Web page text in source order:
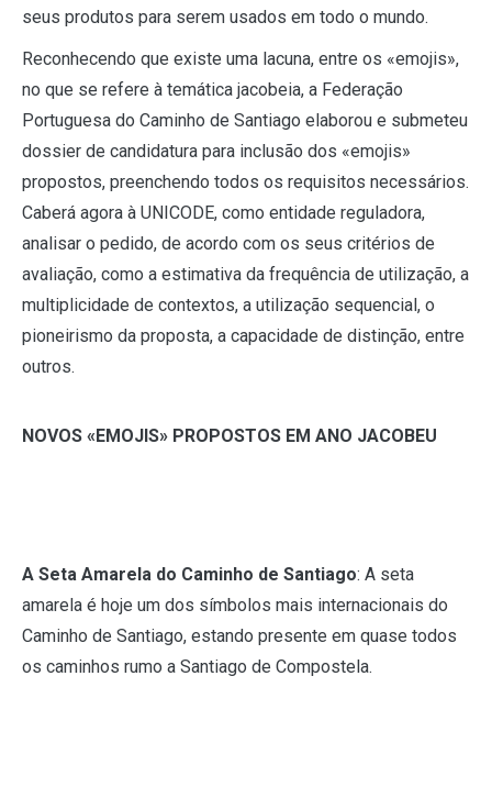
seus produtos para serem usados em todo o mundo.
Reconhecendo que existe uma lacuna, entre os «emojis»,
no que se refere à temática jacobeia, a Federação
Portuguesa do Caminho de Santiago elaborou e submeteu
dossier de candidatura para inclusão dos «emojis»
propostos, preenchendo todos os requisitos necessários.
Caberá agora à UNICODE, como entidade reguladora,
analisar o pedido, de acordo com os seus critérios de
avaliação, como a estimativa da frequência de utilização, a
multiplicidade de contextos, a utilização sequencial, o
pioneirismo da proposta, a capacidade de distinção, entre
outros.
NOVOS «EMOJIS» PROPOSTOS EM ANO JACOBEU
A Seta Amarela do Caminho de Santiago: A seta
amarela é hoje um dos símbolos mais internacionais do
Caminho de Santiago, estando presente em quase todos
os caminhos rumo a Santiago de Compostela.